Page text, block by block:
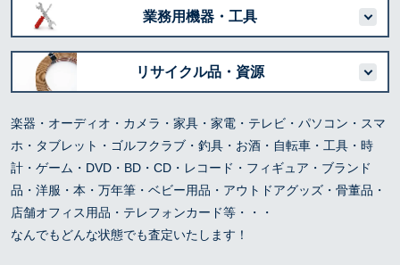
業務用機器・工具
リサイクル品・資源
楽器・オーディオ・カメラ・家具・家電・テレビ・パソコン・スマ
ホ・タブレット・ゴルフクラブ・釣具・お酒・自転車・工具・時
計・ゲーム・DVD・BD・CD・レコード・フィギュア・ブランド
品・洋服・本・万年筆・ベビー用品・アウトドアグッズ・骨董品・
店舗オフィス用品・テレフォンカード等・・・
なんでもどんな状態でも査定いたします！